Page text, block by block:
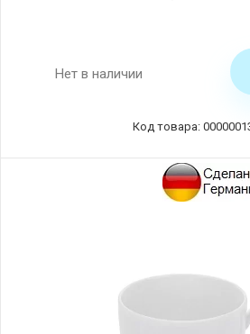
Нет в наличии
Код товара: